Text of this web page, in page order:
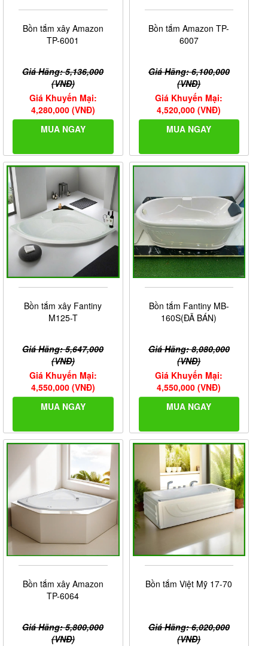
Bồn tắm xây Amazon
TP-6001
Giá Hãng: 5,136,000
(VNĐ)
Giá Khuyến Mại:
4,280,000 (VNĐ)
MUA NGAY
Bồn tắm Amazon TP-
6007
Giá Hãng: 6,100,000
(VNĐ)
Giá Khuyến Mại:
4,520,000 (VNĐ)
MUA NGAY
Bồn tắm xây Fantiny
M125-T
Giá Hãng: 5,647,000
(VNĐ)
Giá Khuyến Mại:
4,550,000 (VNĐ)
MUA NGAY
Bồn tắm Fantiny MB-
160S(ĐÃ BÁN)
Giá Hãng: 8,080,000
(VNĐ)
Giá Khuyến Mại:
4,550,000 (VNĐ)
MUA NGAY
Bồn tắm xây Amazon
TP-6064
Giá Hãng: 5,800,000
(VNĐ)
Bồn tắm Việt Mỹ 17-70
Giá Hãng: 6,020,000
(VNĐ)